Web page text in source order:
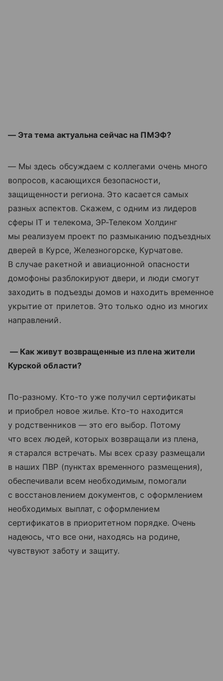
— Эта тема актуальна сейчас на ПМЭФ?
— Мы здесь обсуждаем с коллегами очень много
вопросов, касающихся безопасности,
защищенности региона. Это касается самых
разных аспектов. Скажем, с одним из лидеров
сферы IT и телекома, ЭР-Телеком Холдинг
мы реализуем проект по размыканию подъездных
дверей в Курсе, Железногорске, Курчатове.
В случае ракетной и авиационной опасности
домофоны разблокируют двери, и люди смогут
заходить в подъезды домов и находить временное
укрытие от прилетов. Это только одно из многих
направлений.
— Как живут возвращенные из плена жители
Курской области?
По-разному. Кто-то уже получил сертификаты
и приобрел новое жилье. Кто-то находится
у родственников — это его выбор. Потому
что всех людей, которых возвращали из плена,
я старался встречать. Мы всех сразу размещали
в наших ПВР (пунктах временного размещения),
обеспечивали всем необходимым, помогали
с восстановлением документов, с оформлением
необходимых выплат, с оформлением
сертификатов в приоритетном порядке. Очень
надеюсь, что все они, находясь на родине,
чувствуют заботу и защиту.